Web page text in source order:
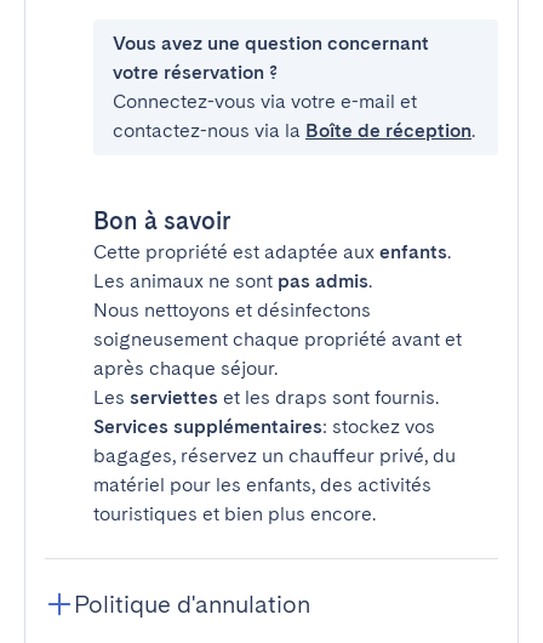
Vous avez une question concernant
votre réservation ?
Connectez-vous via votre e-mail et
contactez-nous via la Boîte de réception.
Bon à savoir
Cette propriété est adaptée aux enfants.
Les animaux ne sont pas admis.
Nous nettoyons et désinfectons
soigneusement chaque propriété avant et
après chaque séjour.
Les serviettes et les draps sont fournis.
Services supplémentaires: stockez vos
bagages, réservez un chauffeur privé, du
matériel pour les enfants, des activités
touristiques et bien plus encore.
Politique d'annulation